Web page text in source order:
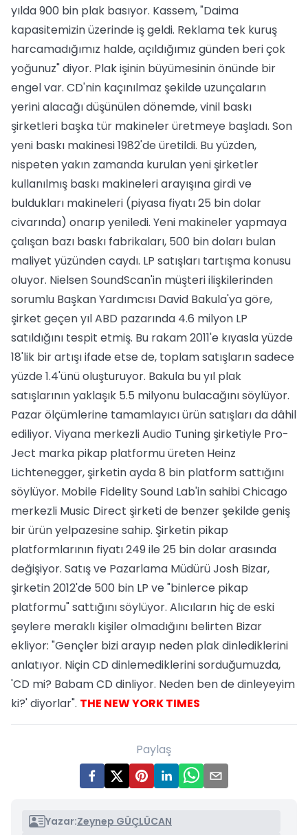
yılda 900 bin plak basıyor. Kassem, "Daima
kapasitemizin üzerinde iş geldi. Reklama tek kuruş
harcamadığımız halde, açıldığımız günden beri çok
yoğunuz" diyor. Plak işinin büyümesinin önünde bir
engel var. CD'nin kaçınılmaz şekilde uzunçaların
yerini alacağı düşünülen dönemde, vinil baskı
şirketleri başka tür makineler üretmeye başladı. Son
yeni baskı makinesi 1982'de üretildi. Bu yüzden,
nispeten yakın zamanda kurulan yeni şirketler
kullanılmış baskı makineleri arayışına girdi ve
buldukları makineleri (piyasa fiyatı 25 bin dolar
civarında) onarıp yeniledi. Yeni makineler yapmaya
çalışan bazı baskı fabrikaları, 500 bin doları bulan
maliyet yüzünden caydı. LP satışları tartışma konusu
oluyor. Nielsen SoundScan'in müşteri ilişkilerinden
sorumlu Başkan Yardımcısı David Bakula'ya göre,
şirket geçen yıl ABD pazarında 4.6 milyon LP
satıldığını tespit etmiş. Bu rakam 2011'e kıyasla yüzde
18'lik bir artışı ifade etse de, toplam satışların sadece
yüzde 1.4'ünü oluşturuyor. Bakula bu yıl plak
satışlarının yaklaşık 5.5 milyonu bulacağını söylüyor.
Pazar ölçümlerine tamamlayıcı ürün satışları da dâhil
ediliyor. Viyana merkezli Audio Tuning şirketiyle Pro-
Ject marka pikap platformu üreten Heinz
Lichtenegger, şirketin ayda 8 bin platform sattığını
söylüyor. Mobile Fidelity Sound Lab'in sahibi Chicago
merkezli Music Direct şirketi de benzer şekilde geniş
bir ürün yelpazesine sahip. Şirketin pikap
platformlarının fiyatı 249 ile 25 bin dolar arasında
değişiyor. Satış ve Pazarlama Müdürü Josh Bizar,
şirketin 2012'de 500 bin LP ve "binlerce pikap
platformu" sattığını söylüyor. Alıcıların hiç de eski
şeylere meraklı kişiler olmadığını belirten Bizar
ekliyor: "Gençler bizi arayıp neden plak dinlediklerini
anlatıyor. Niçin CD dinlemediklerini sorduğumuzda,
'CD mi? Babam CD dinliyor. Neden ben de dinleyeyim
ki?' diyorlar". THE NEW YORK TIMES
Paylaş
Yazar:Zeynep GÜÇLÜCAN